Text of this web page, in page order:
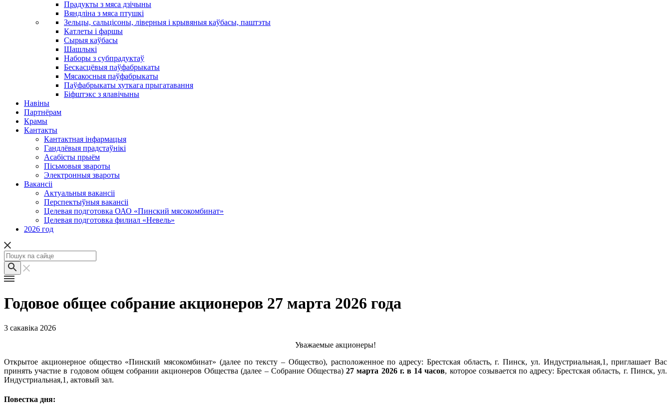
Прадукты з мяса дзічыны
Вяндліна з мяса птушкі
Зельцы, сальцісоны, ліверныя і крывяныя каўбасы, паштэты
Катлеты і фаршы
Сырыя каўбасы
Шашлыкі
Наборы з субпрадуктаў
Бескасцёвыя паўфабрыкаты
Мясакосныя паўфабрыкаты
Паўфабрыкаты хуткага прыгатавання
Біфштэкс з ялавічыны
Навіны
Партнёрам
Крамы
Кантакты
Кантактная інфармацыя
Гандлёвыя прадстаўнікі
Асабісты прыём
Пісьмовыя звароты
Электронныя звароты
Вакансіі
Актуальныя вакансіі
Перспектыўныя вакансіі
Целевая подготовка ОАО «Пинский мясокомбинат»
Целевая подготовка филиал «Невель»
2026 год
Годовое общее собрание акционеров 27 марта 2026 года
3 сакавіка 2026
Уважаемые акционеры!
Открытое акционерное общество «Пинский мясокомбинат» (далее по тексту – Общество), расположенное по адресу: Брестская область, г. Пинск, ул. Индустриальная,1, приглашает Вас
принять участие в годовом общем собрании акционеров Общества (далее – Собрание Общества)27 марта 2026 г. в 14 часов, которое созывается по адресу: Брестская область, г. Пинск, ул.
Индустриальная,1, актовый зал.
Повестка дня: